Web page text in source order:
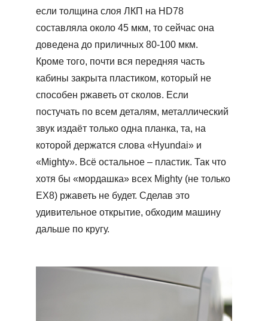
если толщина слоя ЛКП на HD78
составляла около 45 мкм, то сейчас она
доведена до приличных 80-100 мкм.
Кроме того, почти вся передняя часть
кабины закрыта пластиком, который не
способен ржаветь от сколов. Если
постучать по всем деталям, металлический
звук издаёт только одна планка, та, на
которой держатся слова «Hyundai» и
«Mighty». Всё остальное – пластик. Так что
хотя бы «мордашка» всех Mighty (не только
ЕХ8) ржаветь не будет. Сделав это
удивительное открытие, обходим машину
дальше по кругу.